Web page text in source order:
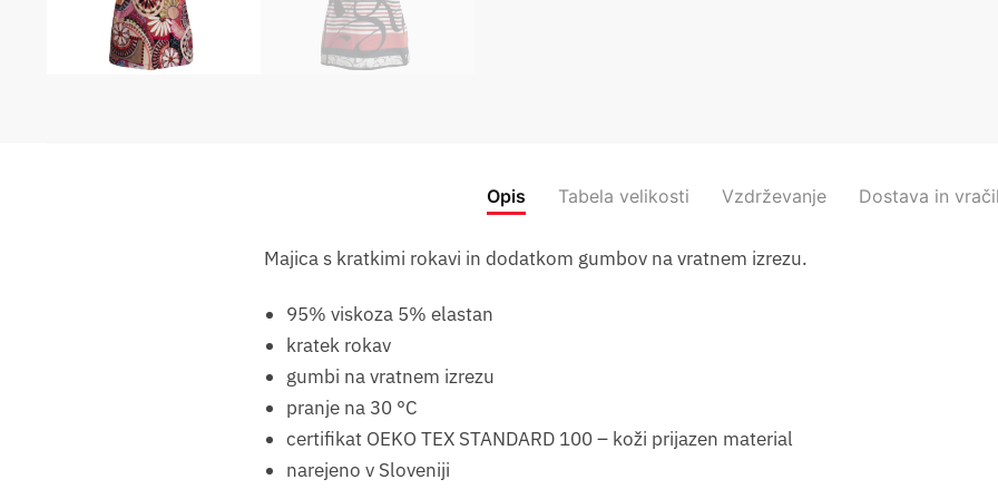
Opis Tabela velikosti Vzdrževanje Dostava in
Majica s kratkimi rokavi in dodatkom gumbov na vratnem izrezu.
95% viskoza 5% elastan
kratek rokav
gumbi na vratnem izrezu
pranje na 30 °C
certifikat OEKO TEX STANDARD 100 – koži prijazen material
narejeno v Sloveniji